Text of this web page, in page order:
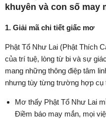
khuyên và con số may
1. Giải mã chi tiết giấc mơ
Phật Tổ Như Lai (Phật Thích
của trí tuệ, lòng từ bi và sự
mang những thông điệp tâm
nhưng tùy từng trường hợp cụ
Mơ thấy Phật Tổ Như Lai
Điềm báo may mắn, mọi